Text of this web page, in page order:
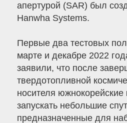
апертурой (SAR) был
Hanwha Systems.
Первые два тестовых
марте и декабре 2022
заявили, что после
твердотопливной
носителя южнокорейские
запускать небольшие
предназначенные для